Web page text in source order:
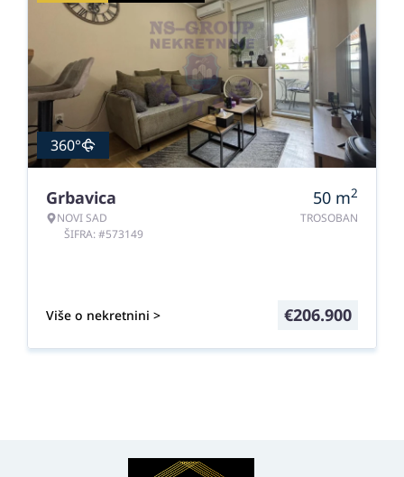
360°
Grbavica
NOVI SAD
ŠIFRA: #573149
50 m2
TROSOBAN
Više o nekretnini > €206.900